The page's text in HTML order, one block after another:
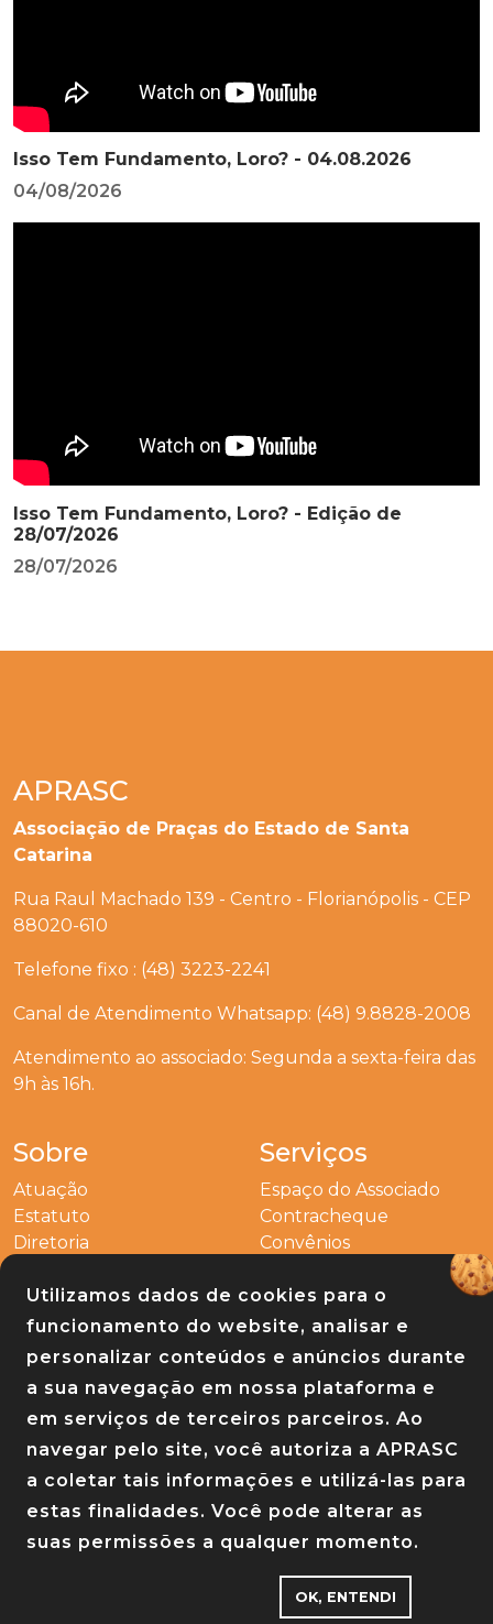
Isso Tem Fundamento, Loro? - 04.08.2026
04/08/2026
Isso Tem Fundamento, Loro? - Edição de
28/07/2026
28/07/2026
Utilizamos dados de cookies para o
funcionamento do website, analisar e
personalizar conteúdos e anúncios durante
a sua navegação em nossa plataforma e
em serviços de terceiros parceiros. Ao
navegar pelo site, você autoriza a APRASC
a coletar tais informações e utilizá-las para
estas finalidades. Você pode alterar as
suas permissões a qualquer momento.
OK, ENTENDI
APRASC
Associação de Praças do Estado de Santa
Catarina
Rua Raul Machado 139 - Centro - Florianópolis - CEP
88020-610
Telefone fixo : (48) 3223-2241
Canal de Atendimento Whatsapp: (48) 9.8828-2008
Atendimento ao associado: Segunda a sexta-feira das
9h às 16h.
Sobre
Atuação
Estatuto
Diretoria
Serviços
Espaço do Associado
Contracheque
Convênios
Outros
Entre em contato
Links
Baixe nosso app